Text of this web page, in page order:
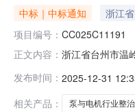
中标｜中标通知 浙江
项目编号： CC025C11191
正文内容： 浙江省台州市温
要标的信息：序
合同详见招标文
发布时间： 2025-12-31
相关产品：
泵与电机行业整